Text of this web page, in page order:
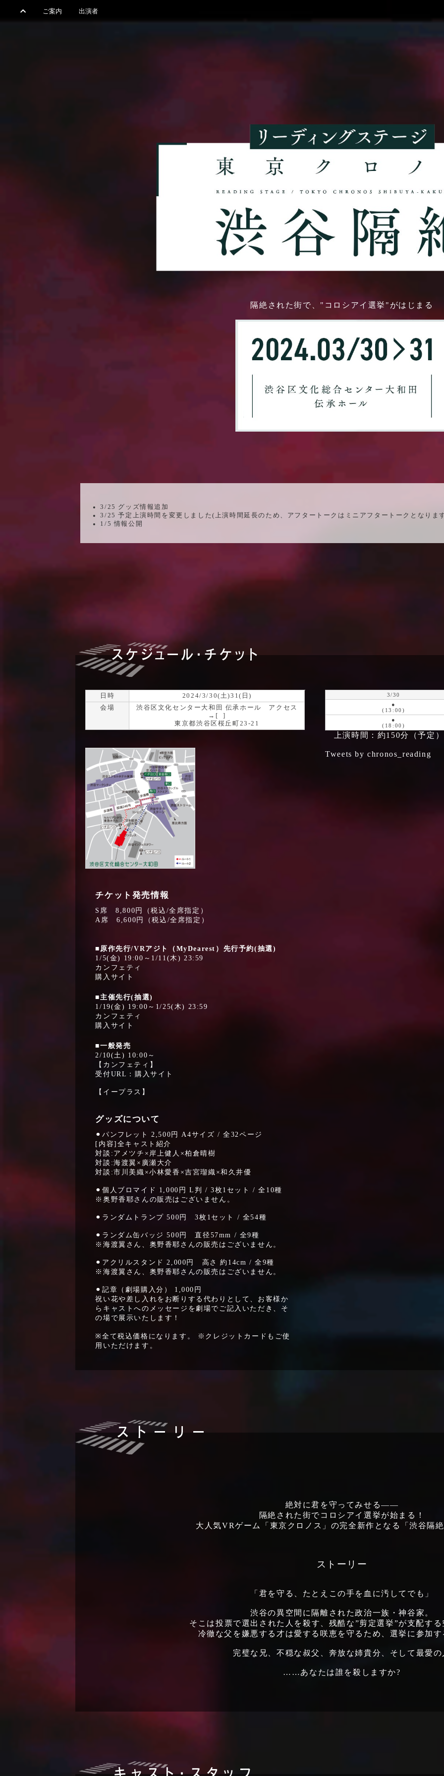
ご案内 出演者
隔絶された街で、"コロシアイ選挙"がはじまる
3/25 グッズ情報追加
3/25 予定上演時間を変更しました(上演時間延長のため、アフタートークはミニアフタートークとなりま
1/5 情報公開
日時
2024/3/30(土)31(日)
会場
渋谷区文化センター大和田 伝承ホール アクセス
→[
]
東京都渋谷区桜丘町23-21
チケット発売情報
S席 8,800円（税込/全席指定）
A席 6,600円（税込/全席指定）
■原作先行/VRアジト（MyDearest）先行予約(抽選)
1/5(金) 19:00～1/11(木) 23:59
カンフェティ
購入サイト
■主催先行(抽選)
1/19(金) 19:00～1/25(木) 23:59
カンフェティ
購入サイト
■一般発売
2/10(土) 10:00～
【カンフェティ】
受付URL：購入サイト
【イープラス】
グッズについて
⚫︎パンフレット 2,500円 A4サイズ / 全32ページ
[内容]全キャスト紹介
対談:アメツチ×岸上健人×柏倉晴樹
対談:海渡翼×廣瀬大介
対談:市川美織×小林愛香×吉宮瑠織×和久井優
⚫︎個人ブロマイド 1,000円 L判 / 3枚1セット / 全10種
※奥野香耶さんの販売はございません。
⚫︎ランダムトランプ 500円 3枚1セット / 全54種
⚫︎ランダム缶バッジ 500円 直径57mm / 全9種
※海渡翼さん、奥野香耶さんの販売はございません。
⚫︎アクリルスタンド 2,000円 高さ 約14cm / 全9種
※海渡翼さん、奥野香耶さんの販売はございません。
⚫︎記章（劇場購入分） 1,000円
祝い花や差し入れをお断りする代わりとして、お客様か
らキャストへのメッセージを劇場でご記入いただき、そ
の場で展示いたします！
※全て税込価格になります。 ※クレジットカードもご使
用いただけます。
3/30
●
(13:00)
●
(18:00)
上演時間：約150分（予定
Tweets by chronos_reading
絶対に君を守ってみせる――
隔絶された街でコロシアイ選挙が始まる！
大人気VRゲーム「東京クロノス」の完全新作となる「渋谷隔
ストーリー
「君を守る、たとえこの手を血に汚してでも」
渋谷の異空間に隔離された政治一族・神谷家。
そこは投票で選出された人を殺す、残酷な”剪定選挙”が支配す
冷徹な父を嫌悪する才は愛する咲恵を守るため、選挙に参加
完璧な兄、不穏な叔父、奔放な姉貴分、そして最愛の
……あなたは誰を殺しますか?